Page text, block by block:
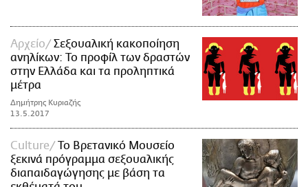
Αρχείο
Σεξουαλική κακοποίηση
ανηλίκων: Το προφίλ των δραστών
στην Ελλάδα και τα προληπτικά
μέτρα
Δημήτρης Κυριαζής
13.5.2017
Culture
Το Βρετανικό Μουσείο
ξεκινά πρόγραμμα σεξουαλικής
διαπαιδαγώγησης με βάση τα